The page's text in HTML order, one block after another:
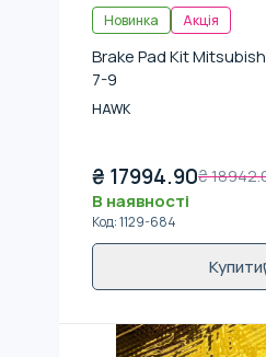
Новинка Акція
Brake Pad Kit
7-9
HAWK
₴ 17994.90₴
В наявності
Код:1129-684
Купити